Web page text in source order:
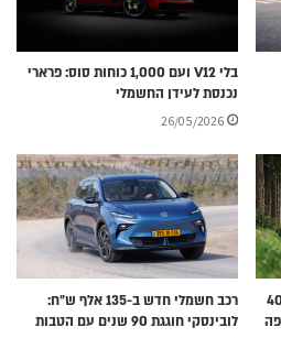
בלי V12 ועם 1,000 כוחות סוס: פרארי
נכנסת לעידן החשמלי
26/05/2026
7 מקומות במחירים משתלמים: עד 40
רכב חשמלי חדש ב-135 אלף ש״ח:
לובינסקי חוגגת 90 שנים עם הטבות